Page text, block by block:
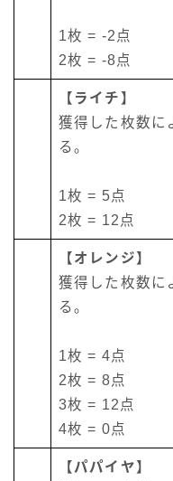
1枚 = -2点
2枚 = -8点
【ライチ】
獲得した枚数に
る。
1枚 = 5点
2枚 = 12点
【オレンジ】
獲得した枚数に
る。
1枚 = 4点
2枚 = 8点
3枚 = 12点
4枚 = 0点
【パパイヤ】